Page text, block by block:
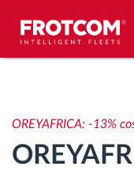
Analisi dello stile
OREYAFRICA: -13%